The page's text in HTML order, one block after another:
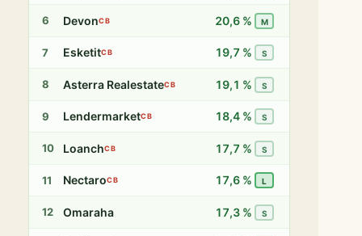
6 DevonCB 20,6 % M
7 EsketitCB 19,7 % S
8 Asterra RealestateCB 19,1 % S
9 LendermarketCB 18,4 % S
10 LoanchCB 17,7 % S
11 NectaroCB 17,6 % L
12 Omaraha 17,3 % S